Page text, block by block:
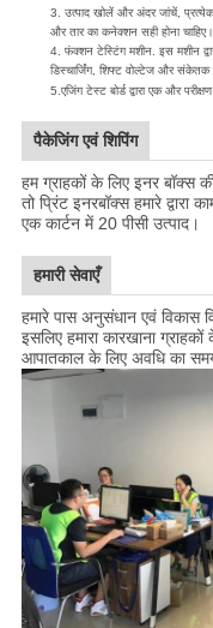
3. उत्पाद खोलें और अंदर जांचें, प्रत्येक
और तार का कनेक्शन सही होना चाहिए।
4. फंक्शन टेस्टिंग मशीन. इस मशीन
डिस्चार्जिंग, शिफ्ट वोल्टेज और संकेतक
5. एजिंग टेस्ट बोर्ड द्वारा एक और
पैकेजिंग एवं शिपिंग
हम ग्राहकों के लिए इनर बॉक्स
तो प्रिंट इनरबॉक्स हमारे द्वारा
एक कार्टन में 20 पीसी उत्पाद।
हमारी सेवाएँ
हमारे पास अनुसंधान एवं विकास
इसलिए हमारा कारखाना
आपातकाल के लिए अवधि का